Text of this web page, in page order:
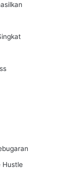
Hustle